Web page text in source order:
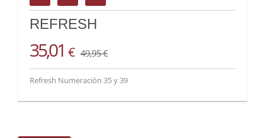
REFRESH
35,01 € 49,95 €
Refresh Numeración 35 y 39